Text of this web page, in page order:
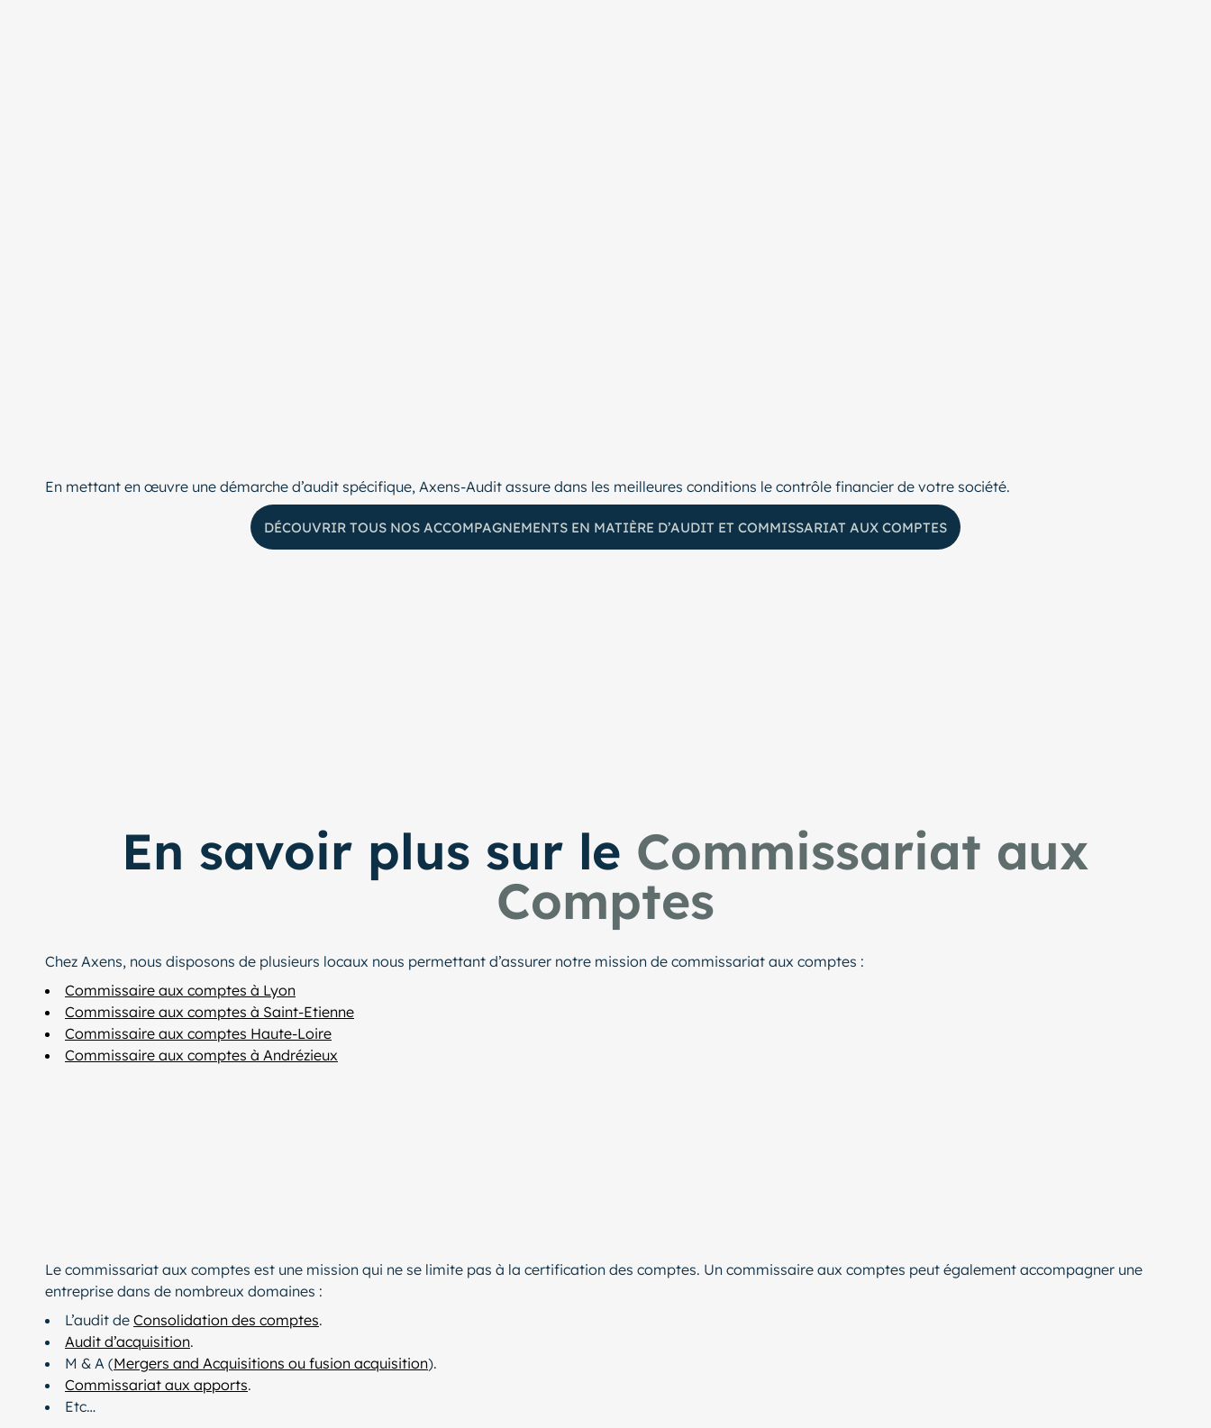
En mettant en œuvre une démarche d’audit spécifique, Axens-Audit assure dans les meilleures conditions le contrôle financier de votre société.
DÉCOUVRIR TOUS NOS ACCOMPAGNEMENTS EN MATIÈRE D’AUDIT ET COMMISSARIAT AUX COMPTES
En savoir plus sur le Commissariat aux
Comptes
Chez Axens, nous disposons de plusieurs locaux nous permettant d’assurer notre mission de commissariat aux comptes :
Commissaire aux comptes à Lyon
Commissaire aux comptes à Saint-Etienne
Commissaire aux comptes Haute-Loire
Commissaire aux comptes à Andrézieux
Le commissariat aux comptes est une mission qui ne se limite pas à la certification des comptes. Un commissaire aux comptes peut également accompagner une
entreprise dans de nombreux domaines :
L’audit de Consolidation des comptes.
Audit d’acquisition.
M & A (Mergers and Acquisitions ou fusion acquisition).
Commissariat aux apports.
Etc…